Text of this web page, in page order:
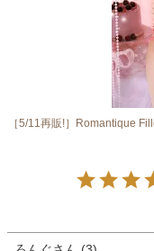
［5/11再販!］Romantique